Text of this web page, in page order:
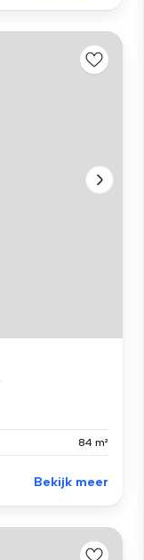
84 m²
Bekijk meer